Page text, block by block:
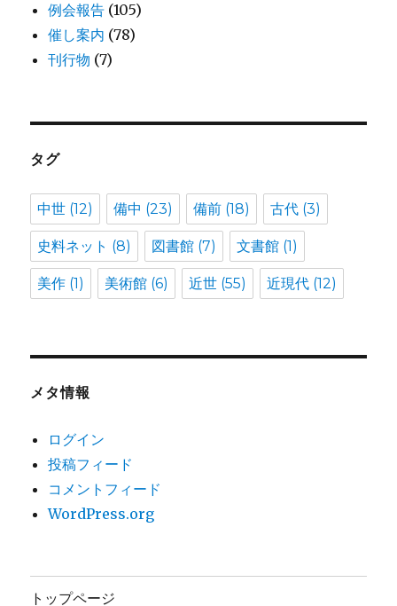
例会報告 (105)
催し案内 (78)
刊行物 (7)
タグ
中世 (12) 備中 (23) 備前 (18) 古代 (3)
史料ネット (8) 図書館 (7) 文書館 (1)
美作 (1) 美術館 (6) 近世 (55) 近現代 (12)
メタ情報
ログイン
投稿フィード
コメントフィード
WordPress.org
トップページ